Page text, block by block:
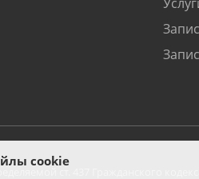
ст. 437 Гражданского
cookie